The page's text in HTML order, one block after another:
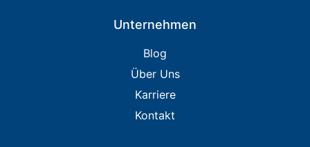
Unternehmen
Blog
Über Uns
Karriere
Kontakt